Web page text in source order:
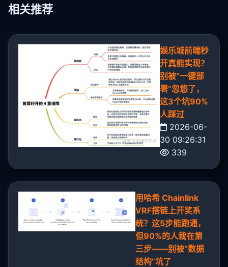
相关推荐
娱乐城前端秒
开真能实现？
别被“一键部
署”忽悠了，
这3个坑90%
人踩过
2026-06-
30 09:26:31
339
用哈希 Chainlink
VRF搭链上开奖系
统？这5步能跑通，
但90%的人栽在第
三步——别被“数据
结构”坑了